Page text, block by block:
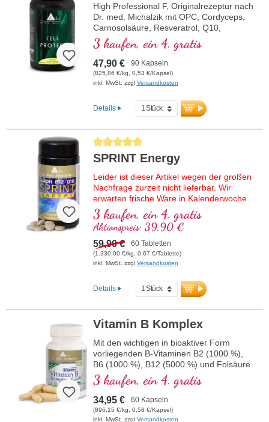
High Professional F, Originalrezeptur nach
Dr. med. Michalzik mit OPC, Cordyceps,
Carnosolsäure, Resveratrol, Q10,
Glutathion, NADH, Omega 3, Granatapfel
und reinem Vitamin C
3 kaufen, ein 4. gratis
47,90 € 90 Kapseln
(825,86 €/kg, 0,53 €/Kapsel)
inkl. MwSt. zzgl Versandkosten
Details
Durchschnittliche Bewertung von 5 von 5 Sternen
SPRINT Energy
Leider ist dieser Artikel wegen der großen
Nachfrage zurzeit nicht lieferbar. Wir
erwarten frische Ware in Kalenderwoche
37/2026.
Hochwertige Rezeptur mit NADH,
bioaktivem Vitamin B12, Coenzym Q10
und veganem Vitamin D3. Als Sublingual-
Tablette zur Aufnahme schon über die
3 kaufen, ein 4. gratis
Aktionspreis: 39,90 €
59,90 € 60 Tabletten
(1.330,00 €/kg, 0,67 €/Tablette)
inkl. MwSt. zzgl Versandkosten
Details
Vitamin B Komplex
Mit den wichtigen in bioaktiver Form
vorliegenden B-Vitaminen B2 (1000 %),
B6 (1000 %), B12 (5000 %) und Folsäure
(400 %) sowie allen anderen B-Vitaminen.
Mit Methylcobalamin und
Adenosylcobalamin.
3 kaufen, ein 4. gratis
34,95 € 60 Kapseln
(896,15 €/kg, 0,58 €/Kapsel)
inkl. MwSt. zzgl Versandkosten